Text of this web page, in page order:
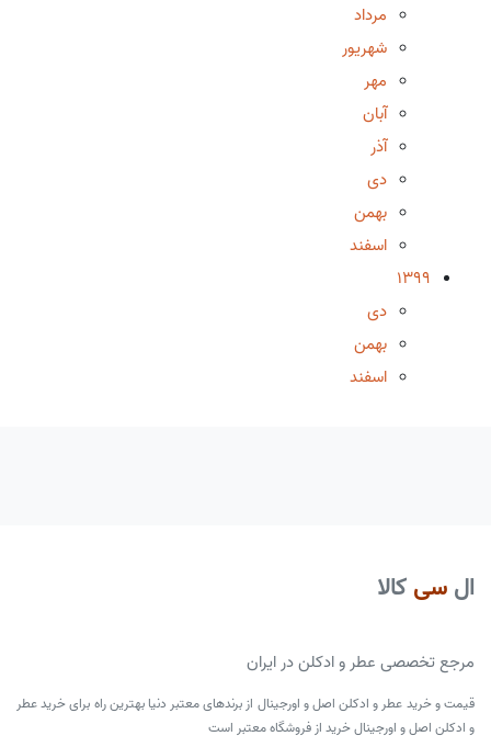
مرداد
شهریور
مهر
آبان
آذر
دی
بهمن
اسفند
1399
دی
بهمن
اسفند
ال سی کالا
مرجع تخصصی عطر و ادکلن در ایران
قیمت و خرید عطر و ادکلن اصل و اورجینال از برندهای معتبر دنیا بهترین راه برای خرید عطر
و ادکلن اصل و اورجینال خرید از فروشگاه معتبر است